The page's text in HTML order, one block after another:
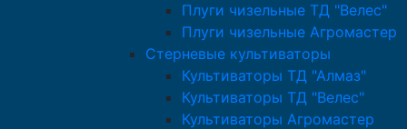
Плуги чизельные ТД "Велес"
Плуги чизельные Агромастер
Стерневые культиваторы
Культиваторы ТД "Алмаз"
Культиваторы ТД "Велес"
Культиваторы Агромастер